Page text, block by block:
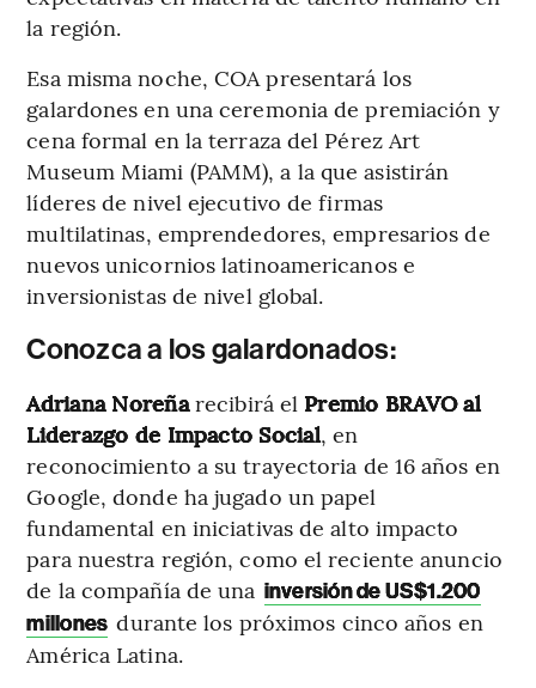
la región.
Esa misma noche, COA presentará los
galardones en una ceremonia de premiación y
cena formal en la terraza del Pérez Art
Museum Miami (PAMM), a la que asistirán
líderes de nivel ejecutivo de firmas
multilatinas, emprendedores, empresarios de
nuevos unicornios latinoamericanos e
inversionistas de nivel global.
Conozca a los galardonados:
Adriana Noreñarecibirá el Premio BRAVO al
Liderazgo de Impacto Social, en
reconocimiento a su trayectoria de 16 años en
Google, donde ha jugado un papel
fundamental en iniciativas de alto impacto
para nuestra región, como el reciente anuncio
de la compañía de una inversión de US$1.200
millones durante los próximos cinco años en
América Latina.